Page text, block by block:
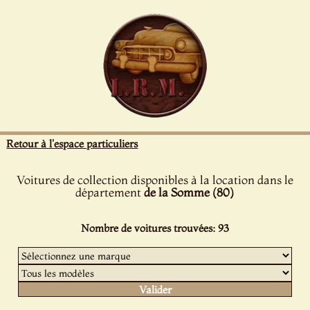
Retour à l'espace particuliers
Voitures de collection disponibles à la location dans le
départementde la Somme (80)
Nombre de voitures trouvées: 93